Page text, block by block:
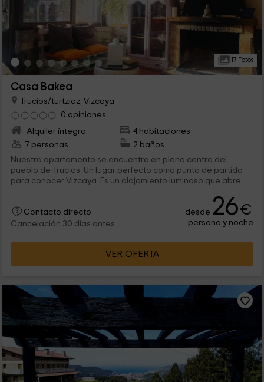
17 Fotos
Casa Bakea
Trucios/turtzioz, Vizcaya
0 opiniones
Alquiler íntegro
4 habitaciones
7 personas
2 baños
Nuestro apartamento se encuentra en pleno centro del
pueblo de Trucios. Un lugar perfecto como punto de partida
para conocer Vizcaya. Es un alojamiento luminoso que abre
interiores perfectamente estructurados, van a poder disfrutar
de una impresionante terraza. ¡Te esperamos!
Contacto directo
Cancelación 30 días antes
desde 26€
persona y noche
VER OFERTA